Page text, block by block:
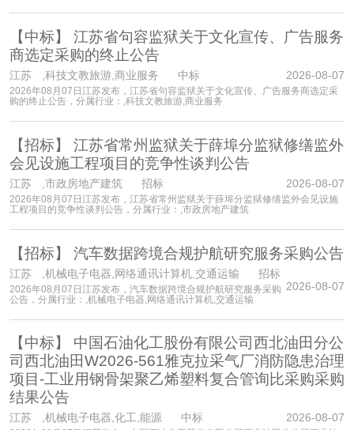
【中标】 江苏省句容监狱关于文化宣传、广告服务
商选定采购的终止公告
江苏 ,科技文教旅游,商业服务 中标 2026-08-07
2026年08月07日江苏发布，江苏省句容监狱关于文化宣传、广告服务商选定采
购的终止公告，分属行业：,科技文教旅游,商业服务
【招标】 江苏省常州监狱关于薛埠分监狱修缮监外
会见设施工程项目的竞争性谈判公告
江苏 ,市政房地产建筑 招标 2026-08-07
2026年08月07日江苏发布，江苏省常州监狱关于薛埠分监狱修缮监外会见设施
工程项目的竞争性谈判公告，分属行业：,市政房地产建筑
【招标】 汽车数据跨境合规护航研究服务采购公告
江苏
,机械电子电器,网络通讯计算机,交通运输 招标
2026-08-07
2026年08月07日江苏发布，汽车数据跨境合规护航研究服务采购
公告，分属行业：,机械电子电器,网络通讯计算机,交通运输
【中标】 中国石油化工股份有限公司西北油田分公
司西北油田W2026-561雅克拉采气厂消防隐患治理
项目-工业用钢骨架聚乙烯塑料复合管询比采购采购
结果公告
江苏 ,机械电子电器,化工,能源 中标 2026-08-07